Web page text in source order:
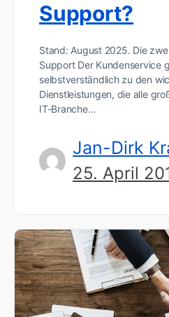
Support?
Stand: August 2025. Die
Support Der Kundenservice
selbstverständlich zu den
Dienstleistungen, die alle
IT-Branche…
Jan-Dirk
25. April